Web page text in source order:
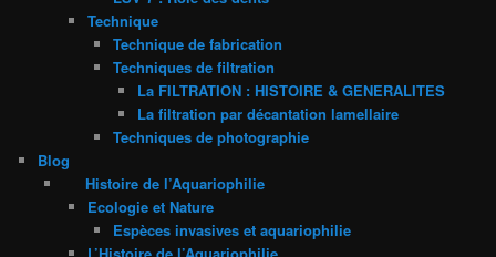
Technique
Technique de fabrication
Techniques de filtration
La FILTRATION : HISTOIRE & GENERALITES
La filtration par décantation lamellaire
Techniques de photographie
Blog
Histoire de l’Aquariophilie
Ecologie et Nature
Espèces invasives et aquariophilie